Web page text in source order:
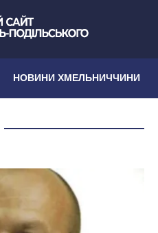
НОВИНИ ХМЕЛЬНИЧЧИНИ